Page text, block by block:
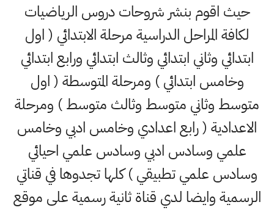
حيث اقوم بنشر شروحات دروس الرياضيات
لكافة المراحل الدراسية مرحلة الابتدائي ( اول
ابتدائي وثاني ابتدائي وثالث ابتدائي ورابع ابتدائي
وخامس ابتدائي ) ومرحلة المتوسطة ( اول
متوسط وثاني متوسط وثالث متوسط ) ومرحلة
الاعدادية ( رابع اعدادي وخامس ادبي وخامس
علمي وسادس ادبي وسادس علمي احيائي
وسادس علمي تطبيقي ) كلها تجدوها في قناتي
الرسمية وايضا لدي قناة ثانية رسمية على موقع